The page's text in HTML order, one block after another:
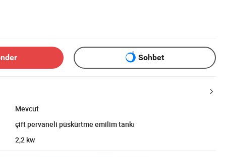
Sohbet
Mevcut
çift pervaneli püskürtme emilim tankı
2,2 kw